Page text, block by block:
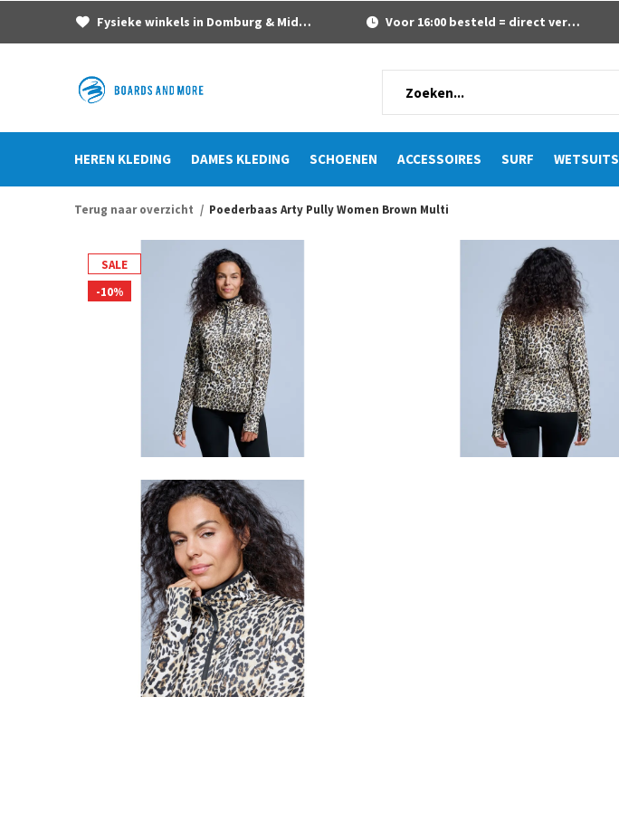
HEREN KLEDING DAMES KLEDING SCHOENEN ACCESSOIRES SURF WETSUITS
Fysieke winkels in Domburg & Middelburg Voor 16:00 besteld = direct verzonden
Terug naar overzicht Poederbaas Arty Pully Women Brown Multi
SALE
-10%